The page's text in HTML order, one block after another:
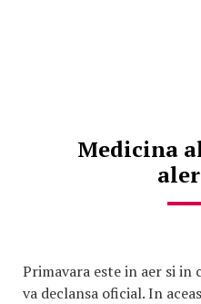
Medicina
Primavara este in aer si in
va declansa oficial. In